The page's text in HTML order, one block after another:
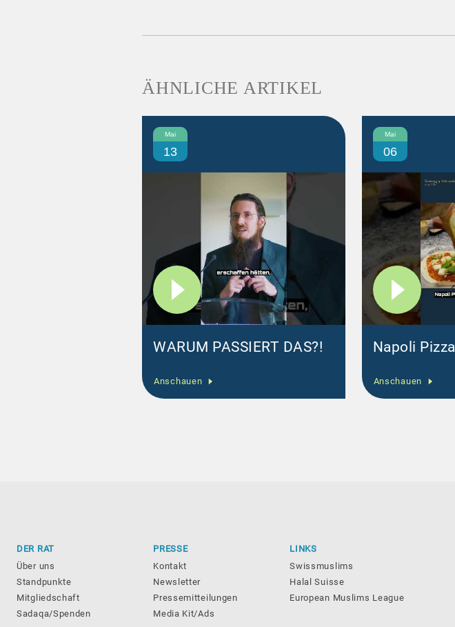
ÄHNLICHE ARTIKEL
Mai
13
WARUM PASSIERT DAS?!
Anschauen
Mai
06
Napoli Pizza
Anschauen
DER RAT
Über uns
Standpunkte
Mitgliedschaft
Sadaqa/Spenden
PRESSE
Kontakt
Newsletter
Pressemitteilungen
Media Kit/Ads
LINKS
Swissmuslims
Halal Suisse
European Muslims League